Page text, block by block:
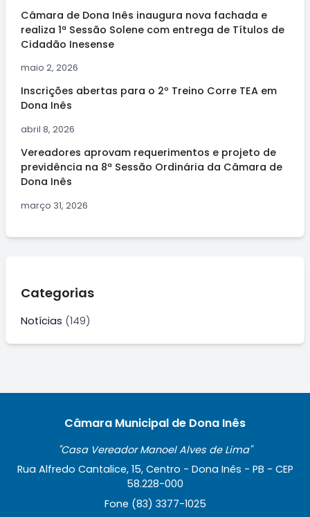
Câmara de Dona Inês inaugura nova fachada e
realiza 1ª Sessão Solene com entrega de Títulos de
Cidadão Inesense
maio 2, 2026
Inscrições abertas para o 2º Treino Corre TEA em
Dona Inês
abril 8, 2026
Vereadores aprovam requerimentos e projeto de
previdência na 8ª Sessão Ordinária da Câmara de
Dona Inês
março 31, 2026
Categorias
Notícias (149)
Câmara Municipal de Dona Inês
"Casa Vereador Manoel Alves de Lima"
Rua Alfredo Cantalice, 15, Centro - Dona Inês - PB - CEP
58.228-000
Fone (83) 3377-1025